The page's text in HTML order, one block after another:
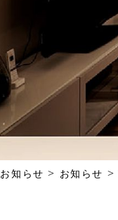
お知らせ > お知らせ >